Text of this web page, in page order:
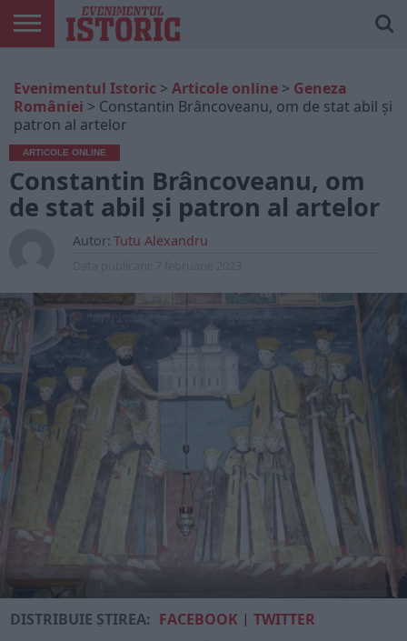
ONLINE
EDIȚII
TIPĂRITE
ISTORIC
PLAY
CONTUL
MEU
Evenimentul Istoric > Articole online > Geneza
României > Constantin Brâncoveanu, om de stat abil și
patron al artelor
ARTICOLE ONLINE
Constantin Brâncoveanu, om
de stat abil și patron al artelor
Autor: Tutu Alexandru
DISTRIBUIE ȘTIREA: FACEBOOK |TWITTER